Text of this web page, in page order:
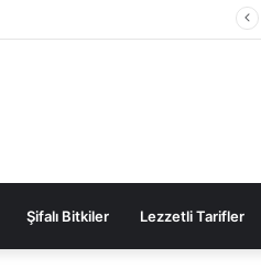
Şifalı Bitkiler Lezzetli Tarifler